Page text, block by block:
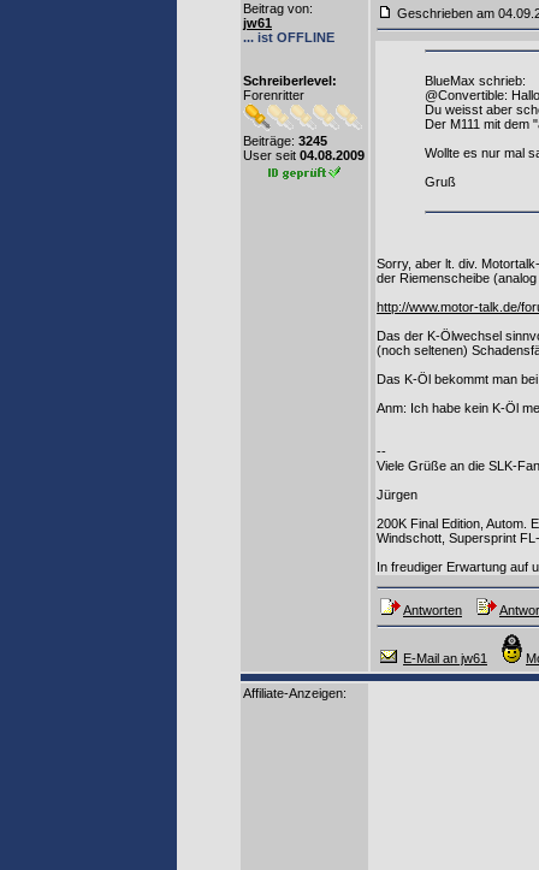
Beitrag von:
jw61
... ist OFFLINE
Schreiberlevel:
Forenritter
Beiträge: 3245
User seit 04.08.2009
Geschrieben am
BlueMax schrieb:
@Convertible:
Du weisst aber
Der M111 mit dem
Wollte es nur mal
Gruß
Sorry, aber lt. div.
der Riemenscheibe
http://www.motor-talk.de/
Das der K-Ölwechsel
(noch seltenen)
Das K-Öl bekommt man
Anm: Ich habe kein K-Öl
--
Viele Grüße an die SLK-
Jürgen
200K Final Edition, Autom.
Windschott, Supersprint
In freudiger Erwartung auf
Antworten
E-Mail an jw61
Affiliate-Anzeigen: